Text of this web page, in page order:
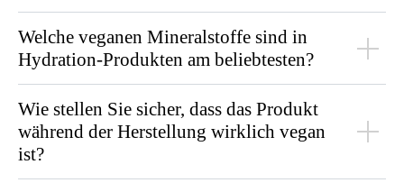
Welche veganen Mineralstoffe sind in
Hydration-Produkten am beliebtesten?
Wie stellen Sie sicher, dass das Produkt
während der Herstellung wirklich vegan
ist?